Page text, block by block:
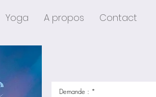
Yoga A propos Contact
Demande : *